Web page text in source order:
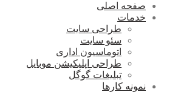
صفحه اصلی
خدمات
طراحی سایت
سئو سایت
اتوماسیون اداری
طراحی اپلیکیشن موبایل
تبلیغات گوگل
نمونه کارها